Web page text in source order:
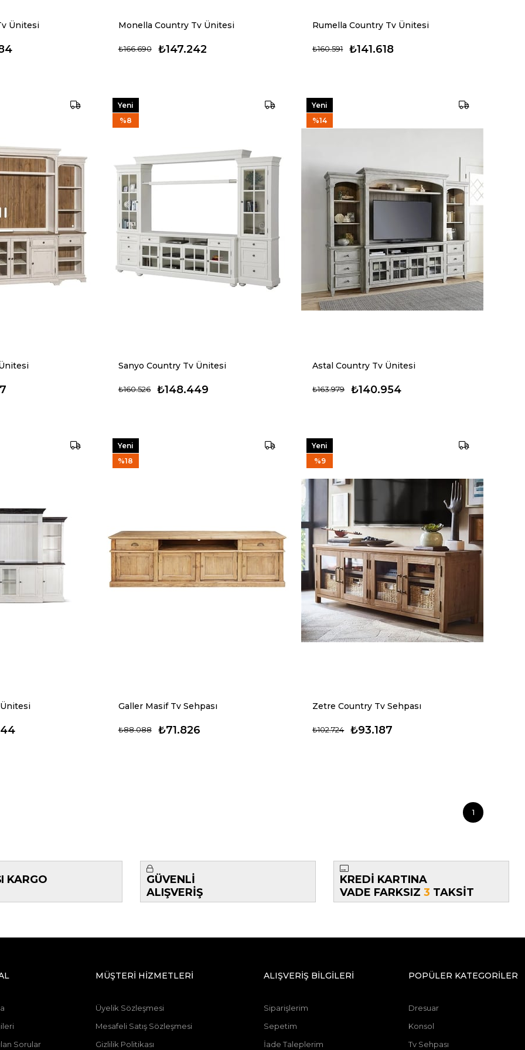
Ünitesi Monella Country Tv Ünitesi
₺147.242
₺166.690
Rumella Country Tv Ünitesi
₺141.618
₺160.591
Sanyo Country Tv Ünitesi
₺148.449
₺160.526
Yeni
Ürün
%8
Astal Country Tv Ünitesi
₺140.954
₺163.979
Yeni
Ürün
%14
Galler Masif Tv Sehpası
₺71.826
₺88.088
Yeni
Ürün
%18
Zetre Country Tv Sehpası
₺93.187
₺102.724
Yeni
Ürün
%9
1
KARGO
GÜVENLİ
ALIŞVERİŞ
KREDİ KARTINA
VADE FARKSIZ 3 TAKSİT
Sorular
MÜŞTERİ HİZMETLERİ
Üyelik Sözleşmesi
Mesafeli Satış Sözleşmesi
Gizlilik Politikası
ALIŞVERİŞ BİLGİLERİ
Siparişlerim
Sepetim
İade Taleplerim
POPÜLER KATEGORİLER
Dresuar
Konsol
Tv Sehpası